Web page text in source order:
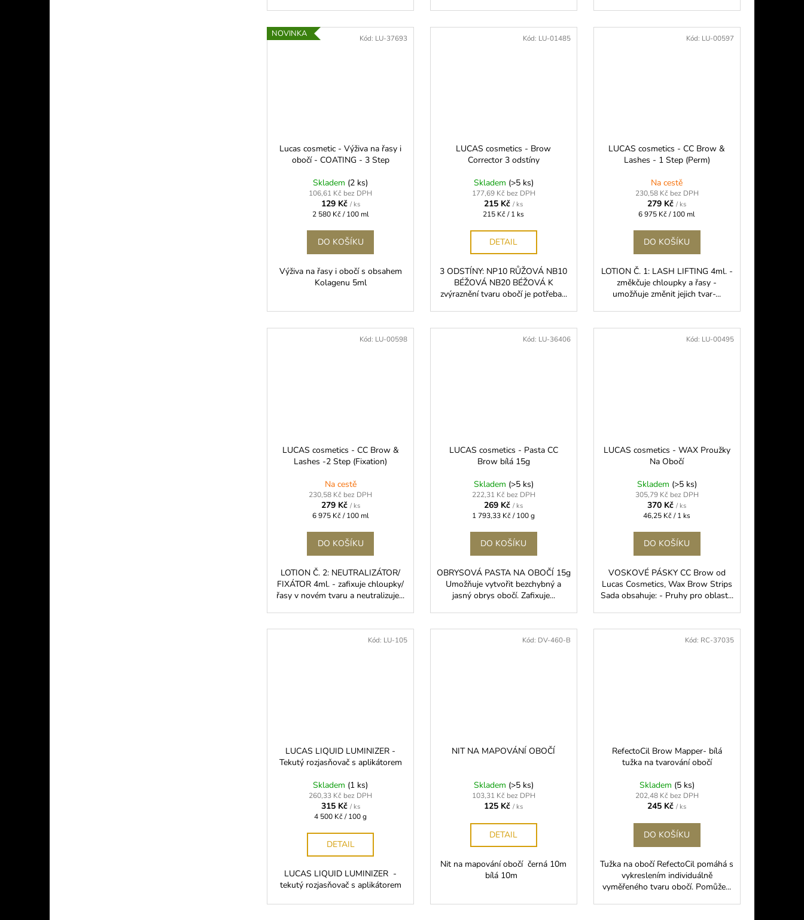
NOVINKA
Lucas cosmetic - Výživa na řasy i
obočí - COATING - 3 Step
Skladem (2 ks)
106,61 Kč bez DPH
129 Kč / ks
Měrná
2 580 Kč / 100 ml
DO KOŠÍKU
Výživa na řasy i obočí s obsahem
Kolagenu 5ml
Kód: LU-37693
LUCAS cosmetics - Brow
Corrector 3 odstíny
Skladem (>5 ks)
177,69 Kč bez DPH
215 Kč/ ks
Měrná
215 Kč / 1 ks
DETAIL
3 ODSTÍNY: NP10 RŮŽOVÁ NB10
BÉŽOVÁ NB20 BÉŽOVÁ K
zvýraznění tvaru obočí je potřeba...
Kód: LU-01485
LUCAS cosmetics - CC Brow &
Lashes - 1 Step (Perm)
Na cestě
230,58 Kč bez DPH
279 Kč/ ks
Měrná
6 975 Kč / 100 ml
DO KOŠÍKU
LOTION Č. 1: LASH LIFTING 4ml. -
změkčuje chloupky a řasy -
umožňuje změnit jejich tvar-...
Kód: LU-00597
LUCAS cosmetics - CC Brow &
Lashes -2 Step (Fixation)
Na cestě
230,58 Kč bez DPH
279 Kč / ks
Měrná
6 975 Kč / 100 ml
DO KOŠÍKU
LOTION Č. 2: NEUTRALIZÁTOR/
FIXÁTOR 4ml. - zafixuje chloupky/
řasy v novém tvaru a neutralizuje...
Kód: LU-00598
LUCAS cosmetics - Pasta CC
Brow bílá 15g
Skladem (>5 ks)
222,31 Kč bez DPH
269 Kč/ ks
Měrná
1 793,33 Kč / 100 g
DO KOŠÍKU
OBRYSOVÁ PASTA NA OBOČÍ 15g
Umožňuje vytvořit bezchybný a
jasný obrys obočí. Zafixuje...
Kód: LU-36406
LUCAS cosmetics - WAX Proužky
Na Obočí
Skladem (>5 ks)
305,79 Kč bez DPH
370 Kč/ ks
Měrná
46,25 Kč / 1 ks
DO KOŠÍKU
VOSKOVÉ PÁSKY CC Brow od
Lucas Cosmetics, Wax Brow Strips
Sada obsahuje: - Pruhy pro oblast...
Kód: LU-00495
LUCAS LIQUID LUMINIZER -
Tekutý rozjasňovač s aplikátorem
Skladem (1 ks)
260,33 Kč bez DPH
315 Kč / ks
Měrná
4 500 Kč / 100 g
DETAIL
LUCAS LIQUID LUMINIZER -
tekutý rozjasňovač s aplikátorem
Kód: LU-105
NIT NA MAPOVÁNÍ OBOČÍ
Skladem (>5 ks)
103,31 Kč bez DPH
125 Kč/ ks
DETAIL
Nit na mapování obočí černá 10m
bílá 10m
Kód: DV-460-B
RefectoCil Brow Mapper- bílá
tužka na tvarování obočí
Skladem (5 ks)
202,48 Kč bez DPH
245 Kč/ ks
DO KOŠÍKU
Tužka na obočí RefectoCil pomáhá s
vykreslením individuálně
vyměřeného tvaru obočí. Pomůže...
Kód: RC-37035